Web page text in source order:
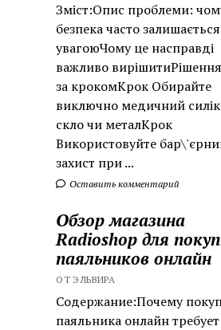
Зміст:Опис проблеми:
безпека часто
увагоюЧому це насправді
важливо
за крокомКрок Обирайте
виключно медичний
скло чи металКрок
Використовуйте
захист при ...
Оставить комментарий
Обзор магазина
Radioshop для
паяльников онлайн
ОТ ЭЛЬВИРА
Содержание:Почему
паяльника онлайн требует